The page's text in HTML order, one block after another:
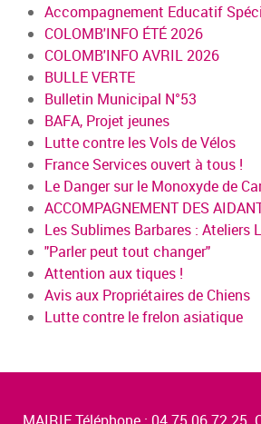
Accompagnement Educatif
COLOMB'INFO ÉTÉ 2026
COLOMB'INFO AVRIL 2026
BULLE VERTE
Bulletin Municipal N°53
BAFA, Projet jeunes
Lutte contre les Vols de Vélos
France Services ouvert à tous !
Le Danger sur le Monoxyde de
ACCOMPAGNEMENT DES
Les Sublimes Barbares : Ateliers
"Parler peut tout changer"
Attention aux tiques !
Avis aux Propriétaires de Chiens
Lutte contre le frelon asiatique